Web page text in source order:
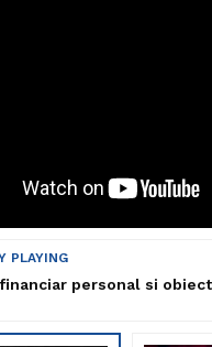
PLAYING
personal si